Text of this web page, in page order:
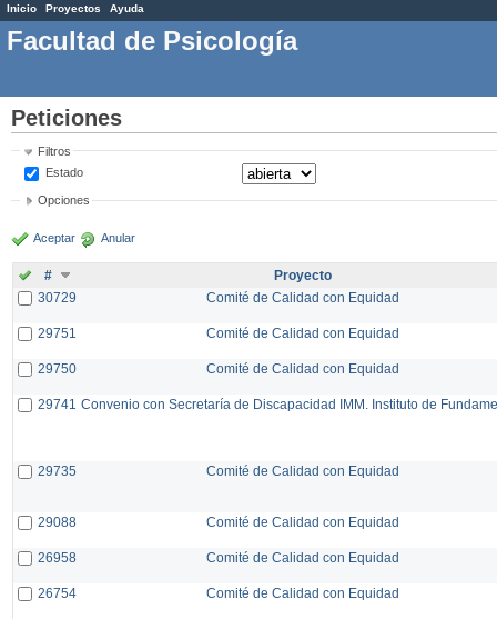
Inicio Proyectos Ayuda
Facultad de Psicología
Peticiones
Filtros
Estado
Opciones
Aceptar Anular
#
Proyecto
30729
Comité de Calidad con Equidad
29751 Comité de Calidad con Equidad
29750 Comité de Calidad con Equidad
29741 Convenio con Secretaría de Discapacidad IMM. Instituto de
29735 Comité de Calidad con Equidad
29088 Comité de Calidad con Equidad
26958 Comité de Calidad con Equidad
26754 Comité de Calidad con Equidad